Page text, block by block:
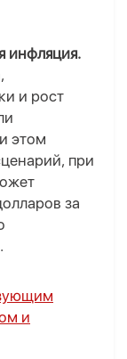
инфляция.
и рост
этом
при
за
и